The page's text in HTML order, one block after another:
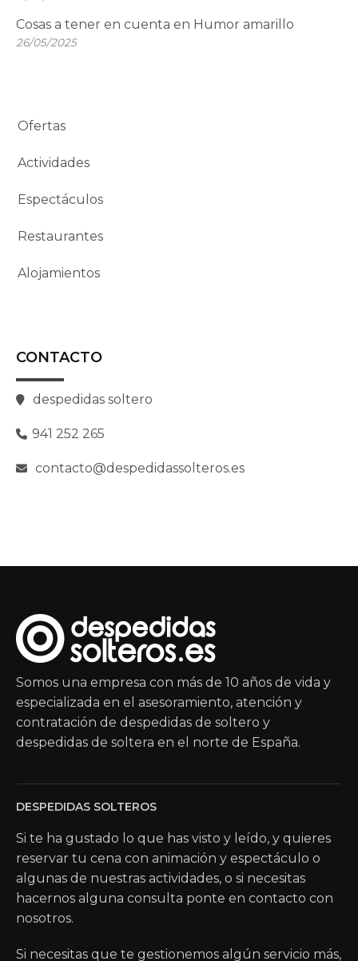
Cosas a tener en cuenta en Humor amarillo
26/05/2025
Ofertas
Actividades
Espectáculos
Restaurantes
Alojamientos
CONTACTO
despedidas soltero
941 252 265
contacto@despedidassolteros.es
Somos una empresa con más de 10 años de vida y
especializada en el asesoramiento, atención y
contratación de despedidas de soltero y
despedidas de soltera en el norte de España.
DESPEDIDAS SOLTEROS
Si te ha gustado lo que has visto y leído, y quieres
reservar tu cena con animación y espectáculo o
algunas de nuestras actividades, o si necesitas
hacernos alguna consulta ponte en contacto con
nosotros.
Si necesitas que te gestionemos algún servicio más,